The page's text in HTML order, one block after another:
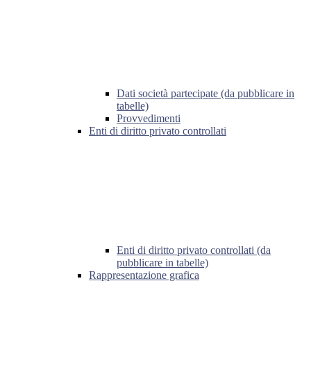
Dati società partecipate (da pubblicare in
tabelle)
Provvedimenti
Enti di diritto privato controllati
Enti di diritto privato controllati (da
pubblicare in tabelle)
Rappresentazione grafica